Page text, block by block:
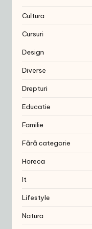
Cultura
Cursuri
Design
Diverse
Drepturi
Educatie
Familie
Fără categorie
Horeca
It
Lifestyle
Natura